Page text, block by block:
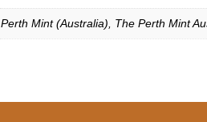
Perth Mint (Australia) The Perth Mint